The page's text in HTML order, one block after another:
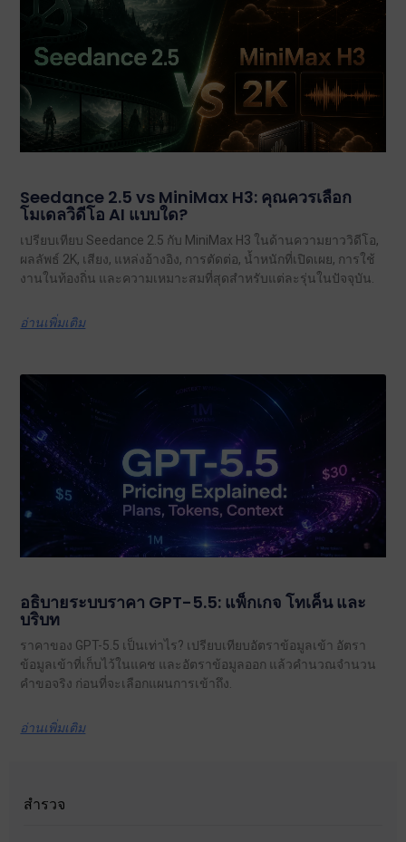
Seedance 2.5 vs MiniMax H3: คุณควรเลือก
โมเดลวิดีโอ AI แบบใด?
เปรียบเทียบ Seedance 2.5 กับ MiniMax H3 ในด้านความยาววิดีโอ,
ผลลัพธ์ 2K, เสียง, แหล่งอ้างอิง, การตัดต่อ, น้ำหนักที่เปิดเผย, การใช้
งานในท้องถิ่น และความเหมาะสมที่สุดสำหรับแต่ละรุ่นในปัจจุบัน.
อ่านเพิ่มเติม
อธิบายระบบราคา GPT-5.5: แพ็กเกจ โทเค็น และ
บริบท
ราคาของ GPT-5.5 เป็นเท่าไร? เปรียบเทียบอัตราข้อมูลเข้า อัตรา
ข้อมูลเข้าที่เก็บไว้ในแคช และอัตราข้อมูลออก แล้วคำนวณจำนวน
คำขอจริง ก่อนที่จะเลือกแผนการเข้าถึง.
อ่านเพิ่มเติม
สำรวจ